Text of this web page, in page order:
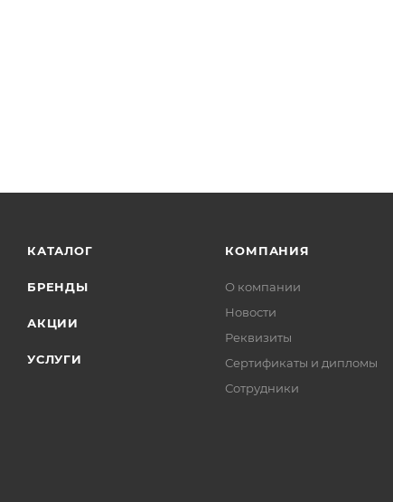
КАТАЛОГ
БРЕНДЫ
АКЦИИ
УСЛУГИ
КОМПАНИЯ
О компании
Новости
Реквизиты
Сертификаты и дипломы
Сотрудники